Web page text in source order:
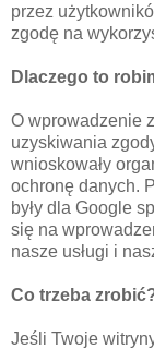
przez
zgodę na
Dlaczego to
O wprowadzenie
uzyskiwania
wnioskowały
ochronę danych.
były dla Google
się na
nasze usługi i
Co trzeba
Jeśli Twoje